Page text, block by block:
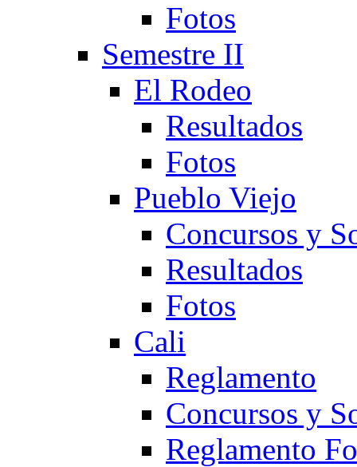
Fotos
Semestre II
El Rodeo
Resultados
Fotos
Pueblo Viejo
Concursos y
Resultados
Fotos
Cali
Reglamento
Concursos y
Reglamento